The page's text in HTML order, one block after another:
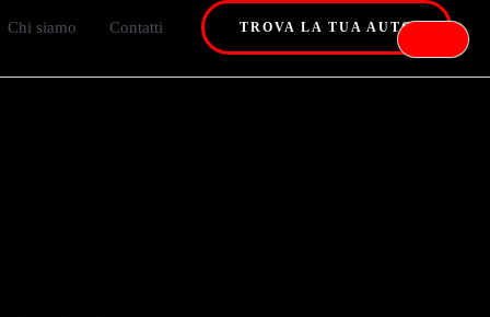
Chi siamo Contatti TROVA LA TUA AUTO